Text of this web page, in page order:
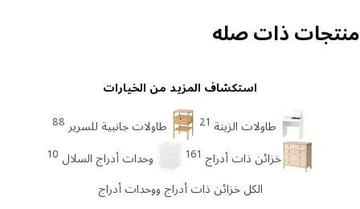
ذات صله
استكشاف المزيد من الخيارات
طاولات الزينة 21 طاولات جانبية للسرير
خزائن ذات أدراج 161 وحدات أدراج السلال 10
الكل خزائن ذات أدراج ووحدات أدراج